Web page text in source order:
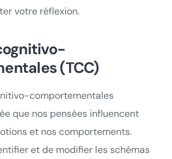
votre réflexion.
(TCC)
comportementales
que nos pensées influencent
et nos comportements.
et de modifier les schémas